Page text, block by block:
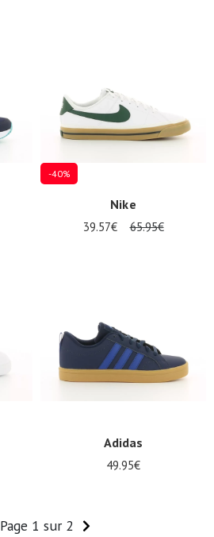
-40%
Nike
39.57€ 65.95€
Adidas
49.95€
Page 1 sur 2